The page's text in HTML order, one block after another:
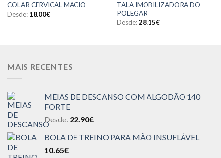
COLAR CERVICAL MACIO
Desde: 18.00€
TALA IMOBILIZADORA DO
POLEGAR
Desde:28.15€
MAIS RECENTES
MEIAS DE DESCANSO COM ALGODÃO 140
FORTE
Desde: 22.90€
BOLA DE TREINO PARA MÃO INSUFLÁVEL
10.65€